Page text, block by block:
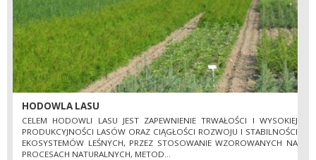
HODOWLA LASU
CELEM HODOWLI LASU JEST ZAPEWNIENIE TRWAŁOŚCI I WYSOKIEJ
PRODUKCYJNOŚCI LASÓW ORAZ CIĄGŁOŚCI ROZWOJU I STABILNOŚCI
EKOSYSTEMÓW LEŚNYCH, PRZEZ STOSOWANIE WZOROWANYCH NA
PROCESACH NATURALNYCH, METOD...